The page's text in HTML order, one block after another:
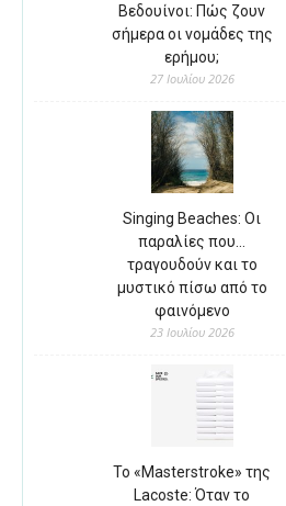
Βεδουίνοι: Πώς ζουν
σήμερα οι νομάδες της
ερήμου;
27 Ιουλίου 2026
Singing Beaches: Οι
παραλίες που…
τραγουδούν και το
μυστικό πίσω από το
φαινόμενο
23 Ιουλίου 2026
Το «Masterstroke» της
Lacoste: Όταν το